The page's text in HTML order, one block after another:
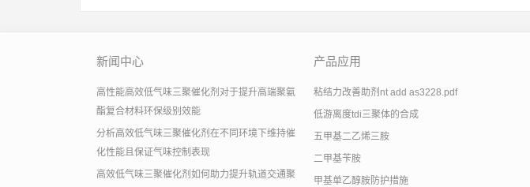
新闻中心
高性能高效低气味三聚催化剂对于提升高端聚氨
酯复合材料环保级别效能
分析高效低气味三聚催化剂在不同环境下维持催
化性能且保证气味控制表现
高效低气味三聚催化剂如何助力提升轨道交通聚
产品应用
粘结力改善助剂nt add as3228.pdf
低游离度tdi三聚体的合成
五甲基二乙烯三胺
二甲基苄胺
甲基单乙醇胺防护措施